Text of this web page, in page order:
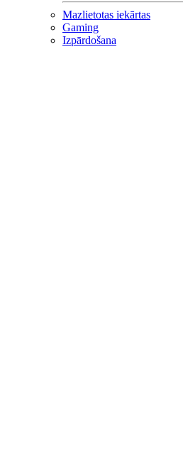
Mazlietotas iekārtas
Gaming
Izpārdošana